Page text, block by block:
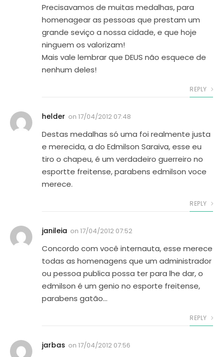
Precisavamos de muitas medalhas, para
homenagear as pessoas que prestam um
grande seviço a nossa cidade, e que hoje
ninguem os valorizam!
Mais vale lembrar que DEUS não esquece de
nenhum deles!
REPLY
helder on 17/04/2012 07:48
Destas medalhas só uma foi realmente justa
e merecida, a do Edmilson Saraiva, esse eu
tiro o chapeu, é um verdadeiro guerreiro no
esportte freitense, parabens edmilson voce
merece.
REPLY
janileia on 17/04/2012 07:52
Concordo com você internauta, esse merece
todas as homenagens que um administrador
ou pessoa publica possa ter para lhe dar, o
edmilson é um genio no esporte freitense,
parabens gatão…
REPLY
jarbas on 17/04/2012 07:56